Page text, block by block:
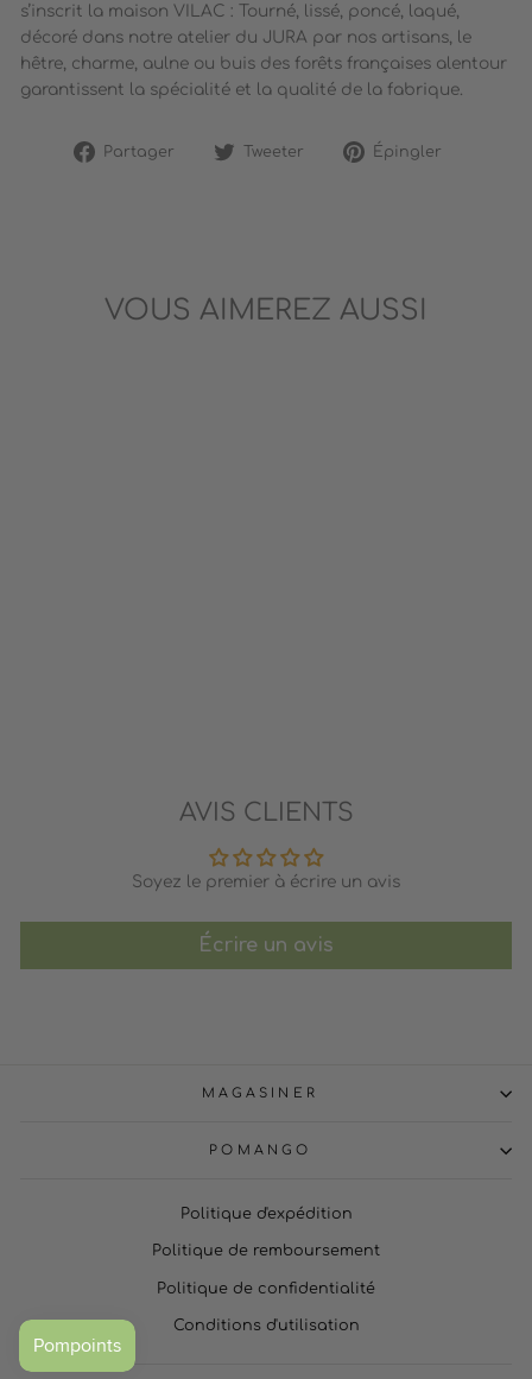
s’inscrit la maison VILAC : Tourné, lissé, poncé, laqué,
décoré dans notre atelier du JURA par nos artisans, le
hêtre, charme, aulne ou buis des forêts françaises alentour
garantissent la spécialité et la qualité de la fabrique.
Partager
PartagerTweeter
TweeterÉpingler
VOUS AIMEREZ AUSSI
AVIS CLIENTS
Soyez le premier à écrire un avis
Écrire un avis
MAGASINER
POMANGO
Politique d'expédition
Politique de remboursement
Politique de confidentialité
Conditions d'utilisation